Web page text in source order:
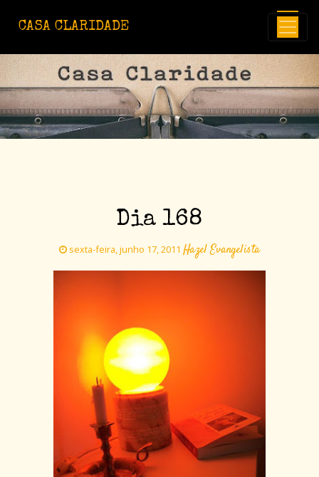
CASA CLARIDADE
Dia 168
sexta-feira, junho 17, 2011 Hazel Evangelista